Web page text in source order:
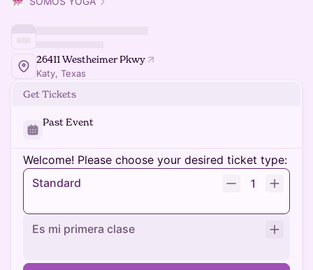
26411 Westheimer Pkwy
Katy, Texas
Get Tickets
Past Event
Welcome! Please choose your desired ticket type:
Standard
1
Es mi primera clase